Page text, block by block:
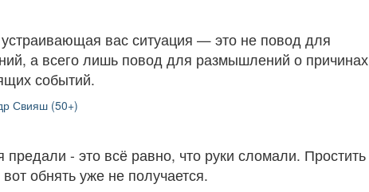
вас ситуация — это не повод для
а всего лишь повод для размышлений о причинах
событий.
Свияш (50+)
предали - это всё равно, что руки сломали. Простить
обнять уже не получается.